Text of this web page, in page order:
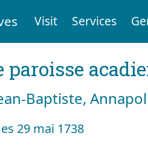
Visit Services
Baptiste,
29 mai 1738